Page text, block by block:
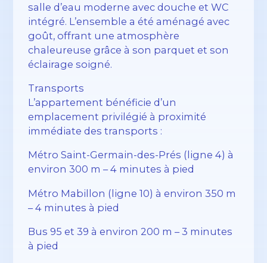
salle d’eau moderne avec douche et WC
intégré. L’ensemble a été aménagé avec
goût, offrant une atmosphère
chaleureuse grâce à son parquet et son
éclairage soigné.
Transports
L’appartement bénéficie d’un
emplacement privilégié à proximité
immédiate des transports :
Métro Saint-Germain-des-Prés (ligne 4) à
environ 300 m – 4 minutes à pied
Métro Mabillon (ligne 10) à environ 350 m
– 4 minutes à pied
Bus 95 et 39 à environ 200 m – 3 minutes
à pied